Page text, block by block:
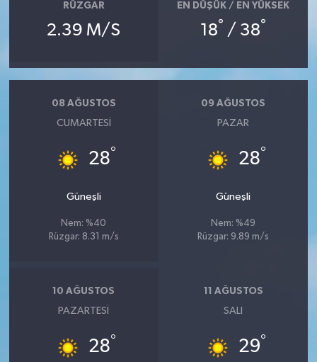
RÜZGAR
2.39 M/S
EN DÜŞÜK / EN YÜKSEK
18° / 38°
08 AĞUSTOS
CUMARTESI
28°
Güneşli
Nem: %40
Rüzgar: 8.31 m/s
09 AĞUSTOS
PAZAR
28°
Güneşli
Nem: %49
Rüzgar: 9.89 m/s
10 AĞUSTOS
PAZARTESI
28°
11 AĞUSTOS
SALI
29°